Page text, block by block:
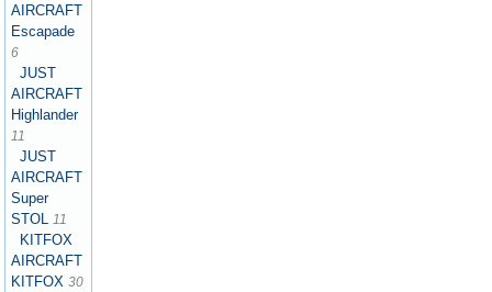
AIRCRAFT
Escapade
6
JUST
AIRCRAFT
Highlander
11
JUST
AIRCRAFT
Super
STOL 11
KITFOX
AIRCRAFT
KITFOX 30